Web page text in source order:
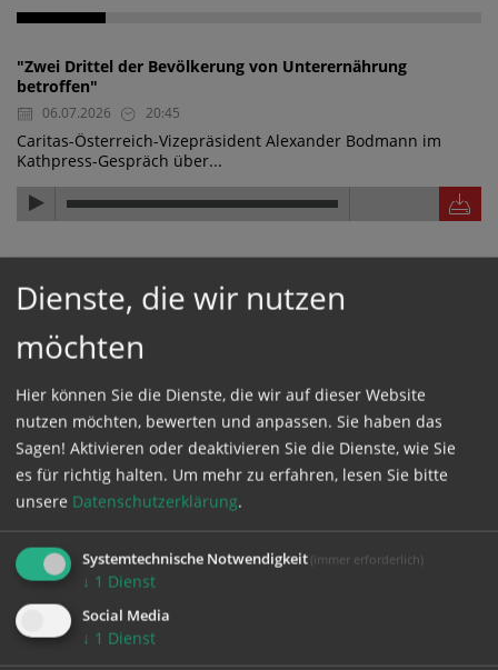
"Zwei Drittel der Bevölkerung von Unterernährung
betroffen"
06.07.2026 20:45
Caritas-Österreich-Vizepräsident Alexander Bodmann im
Kathpress-Gespräch über...
"Die Hilfe wirkt, die Hilfe kommt an"
06.07.2026 20:44
Caritas-Österreich-Vizepräsident Alexander Bodmann im
Kathpress-Gespräch über...
"Wasserwerk finanziert und nachhaltig aufgestellt"
06.07.2026 20:43
Caritas-Österreich-Vizepräsident Alexander Bodmann im
Kathpress-Gespräch über ein...
FOTO
Dienste, die wir nutzen
möchten
Hier können Sie die Dienste, die wir auf dieser Website
nutzen möchten, bewerten und anpassen. Sie haben das
Sagen! Aktivieren oder deaktivieren Sie die Dienste, wie Sie
es für richtig halten. Um mehr zu erfahren, lesen Sie bitte
unsere Datenschutzerklärung.
Systemtechnische Notwendigkeit (immer erforderlich)
↓ 1 Dienst
Social Media
↓ 1 Dienst